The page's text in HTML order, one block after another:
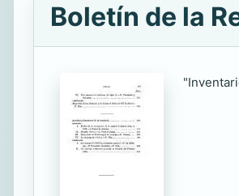
Boletín de la